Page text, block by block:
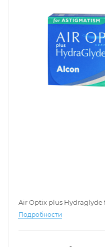
Air Optix plus Hydraglyde
Подробности